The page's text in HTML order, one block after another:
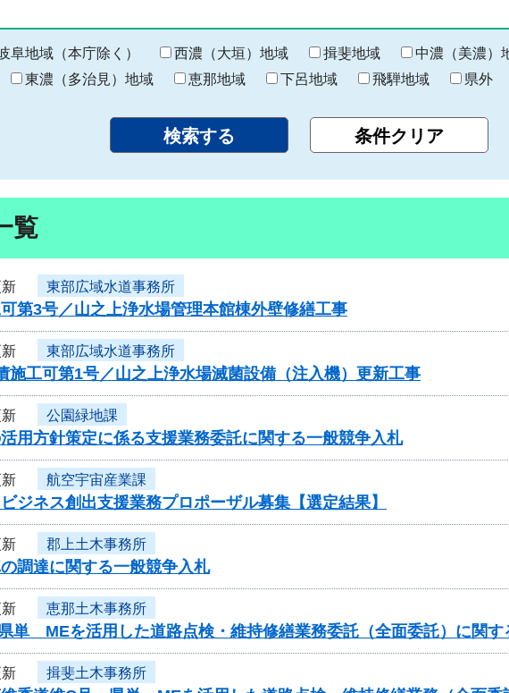
終
わ
り
阜地域（本庁除く） 西濃（大垣）地域 揖斐地域 中濃（美濃）
東濃（多治見）地域 恵那地域 下呂地域 飛騨地域 県外
覧
東部広域水道事務所
可第3号／山之上浄水場管理本館棟外壁修繕工事
東部広域水道事務所
施工可第1号／山之上浄水場滅菌設備（注入機）更新工事
公園緑地課
用方針策定に係る支援業務委託に関する一般競争入札
航空宇宙産業課
ジネス創出支援業務プロポーザル募集【選定結果】
郡上土木事務所
調達に関する一般競争入札
恵那土木事務所
単 MEを活用した道路点検・維持修繕業務委託（全面委託）に関す
揖斐土木事務所